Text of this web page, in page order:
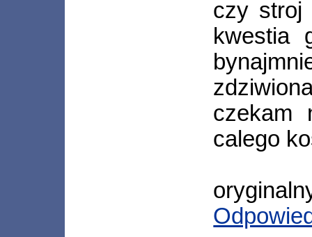
czy stroj
kwestia
czekam
calego